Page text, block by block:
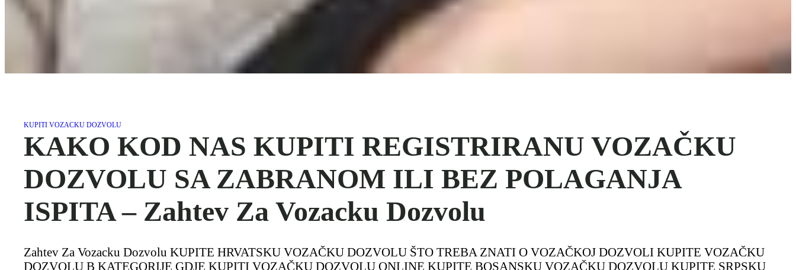
KUPITI VOZACKU DOZVOLU
KAKO KOD NAS KUPITI REGISTRIRANU VOZAČKU
DOZVOLU SA ZABRANOM ILI BEZ POLAGANJA
ISPITA – Zahtev Za Vozacku Dozvolu
Zahtev Za Vozacku Dozvolu KUPITE HRVATSKU VOZAČKU DOZVOLU ŠTO TREBA ZNATI O VOZAČKOJ DOZVOLI KUPITE VOZAČKU
DOZVOLU B KATEGORIJE GDJE KUPITI VOZAČKU DOZVOLU ONLINE KUPITE BOSANSKU VOZAČKU DOZVOLU KUPITE SRPSKU